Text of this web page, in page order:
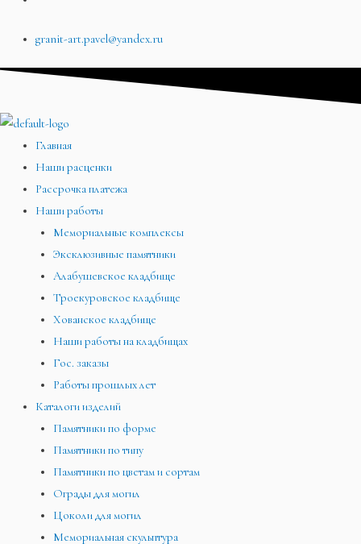
granit-art.pavel@yandex.ru
Главная
Наши расценки
Рассрочка платежа
Наши работы
Мемориальные комплексы
Эксклюзивные памятники
Алабушевское кладбище
Троекуровское кладбище
Хованское кладбище
Наши работы на кладбищах
Гос. заказы
Работы прошлых лет
Каталоги изделий
Памятники по форме
Памятники по типу
Памятники по цветам и сортам
Ограды для могил
Цоколи для могил
Мемориальная скульптура